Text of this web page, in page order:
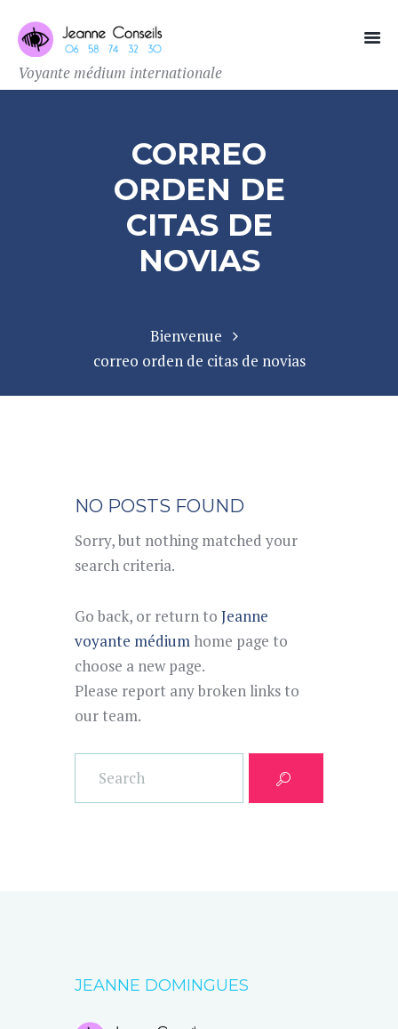
Voyante médium internationale
CORREO
ORDEN DE
CITAS DE
NOVIAS
Bienvenue
correo orden de citas de novias
NO POSTS FOUND
Sorry, but nothing matched your
search criteria.
Go back, or return to Jeanne
voyante médium home page to
choose a new page.
Please report any broken links to
our team.
JEANNE DOMINGUES